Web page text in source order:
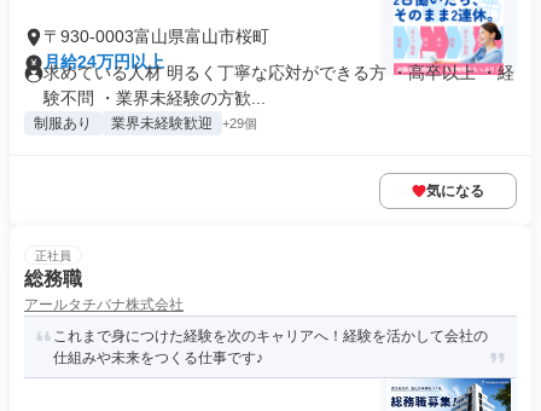
〒930-0003富山県富山市桜町
月給24万円以上
求めている人材 明るく丁寧な応対ができる方 ・高卒以上 ・経
験不問 ・業界未経験の方歓...
制服あり 業界未経験歓迎 +29個
気になる
正社員
総務職
アールタチバナ株式会社
これまで身につけた経験を次のキャリアへ！経験を活かして会社の
仕組みや未来をつくる仕事です♪